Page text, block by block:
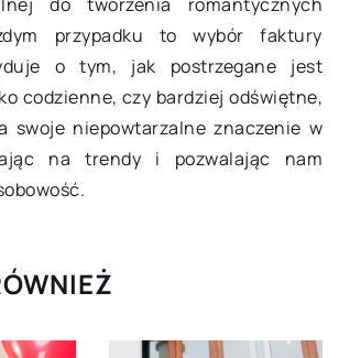
przypadku to wybór faktury
o tym, jak postrzegane jest
codzienne, czy bardziej odświętne,
swoje niepowtarzalne znaczenie w
na trendy i pozwalając nam